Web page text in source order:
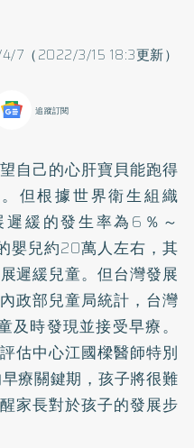
7（2022/3/15 18:3更新）
追蹤訂閱
自己的心肝寶貝能跑得
但根據世界衛生組織
遲緩的發生率為6％～
嬰兒約20萬人左右，其
遲緩兒童。但台灣發展
政部兒童局統計，台灣
及時發現並接受早療。
估中心江國樑醫師特別
療關鍵期，孩子將很難
家長對於孩子的發展步